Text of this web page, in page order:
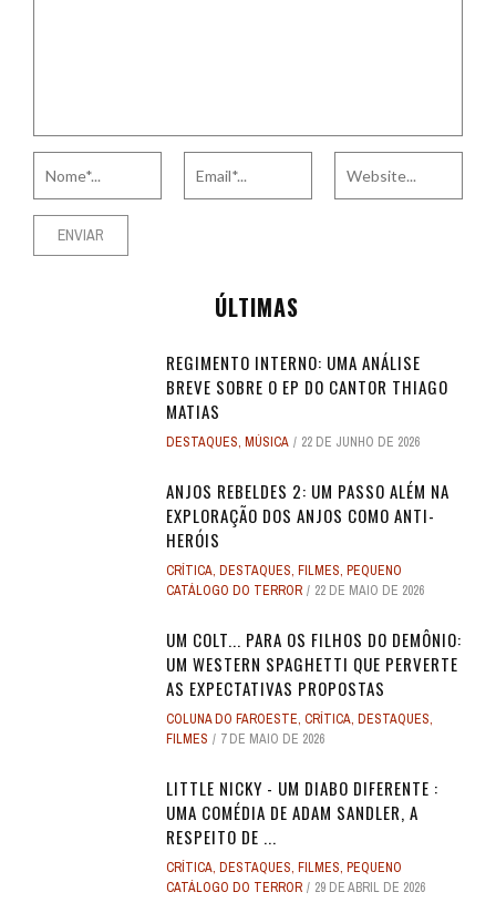
ÚLTIMAS
REGIMENTO INTERNO: UMA ANÁLISE
BREVE SOBRE O EP DO CANTOR THIAGO
MATIAS
DESTAQUES, MÚSICA 22 DE JUNHO DE 2026
ANJOS REBELDES 2: UM PASSO ALÉM NA
EXPLORAÇÃO DOS ANJOS COMO ANTI-
HERÓIS
CRÍTICA, DESTAQUES, FILMES, PEQUENO
CATÁLOGO DO TERROR
22 DE MAIO DE 2026
UM COLT... PARA OS FILHOS DO DEMÔNIO:
UM WESTERN SPAGHETTI QUE PERVERTE
AS EXPECTATIVAS PROPOSTAS
COLUNA DO FAROESTE, CRÍTICA, DESTAQUES,
FILMES
7 DE MAIO DE 2026
LITTLE NICKY - UM DIABO DIFERENTE :
UMA COMÉDIA DE ADAM SANDLER, A
RESPEITO DE ...
CRÍTICA, DESTAQUES, FILMES, PEQUENO
CATÁLOGO DO TERROR
29 DE ABRIL DE 2026